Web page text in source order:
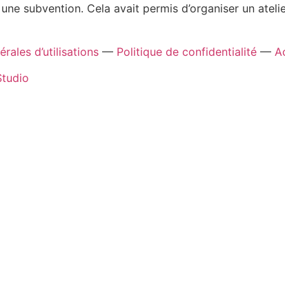
subvention. Cela avait permis d’organiser un
d’utilisations — Politique de confidentialité —